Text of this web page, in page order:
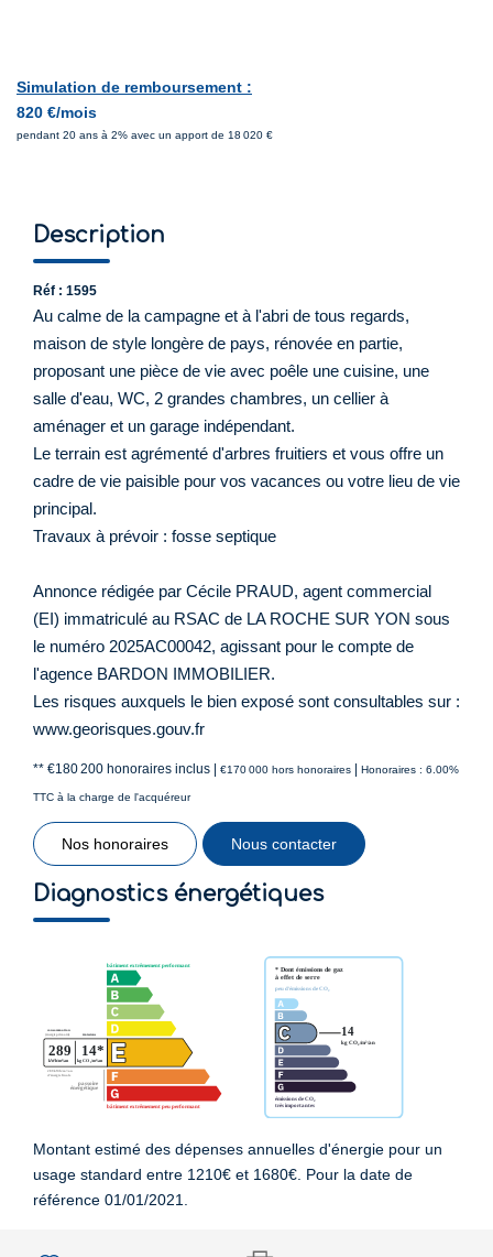
Simulation de remboursement :
820 €/mois
pendant 20 ans à 2% avec un apport de 18 020 €
Description
Réf : 1595
Au calme de la campagne et à l'abri de tous regards,
maison de style longère de pays, rénovée en partie,
proposant une pièce de vie avec poêle une cuisine, une
salle d'eau, WC, 2 grandes chambres, un cellier à
aménager et un garage indépendant.
Le terrain est agrémenté d'arbres fruitiers et vous offre un
cadre de vie paisible pour vos vacances ou votre lieu de vie
principal.
Travaux à prévoir : fosse septique
Annonce rédigée par Cécile PRAUD, agent commercial
(EI) immatriculé au RSAC de LA ROCHE SUR YON sous
le numéro 2025AC00042, agissant pour le compte de
l'agence BARDON IMMOBILIER.
Les risques auxquels le bien exposé sont consultables sur :
www.georisques.gouv.fr
** €180 200 honoraires inclus | €170 000 hors honoraires | Honoraires : 6.00%
TTC à la charge de l'acquéreur
Nos honoraires Nous contacter
Diagnostics énergétiques
Montant estimé des dépenses annuelles d'énergie pour un
usage standard entre 1210€ et 1680€. Pour la date de
référence 01/01/2021.